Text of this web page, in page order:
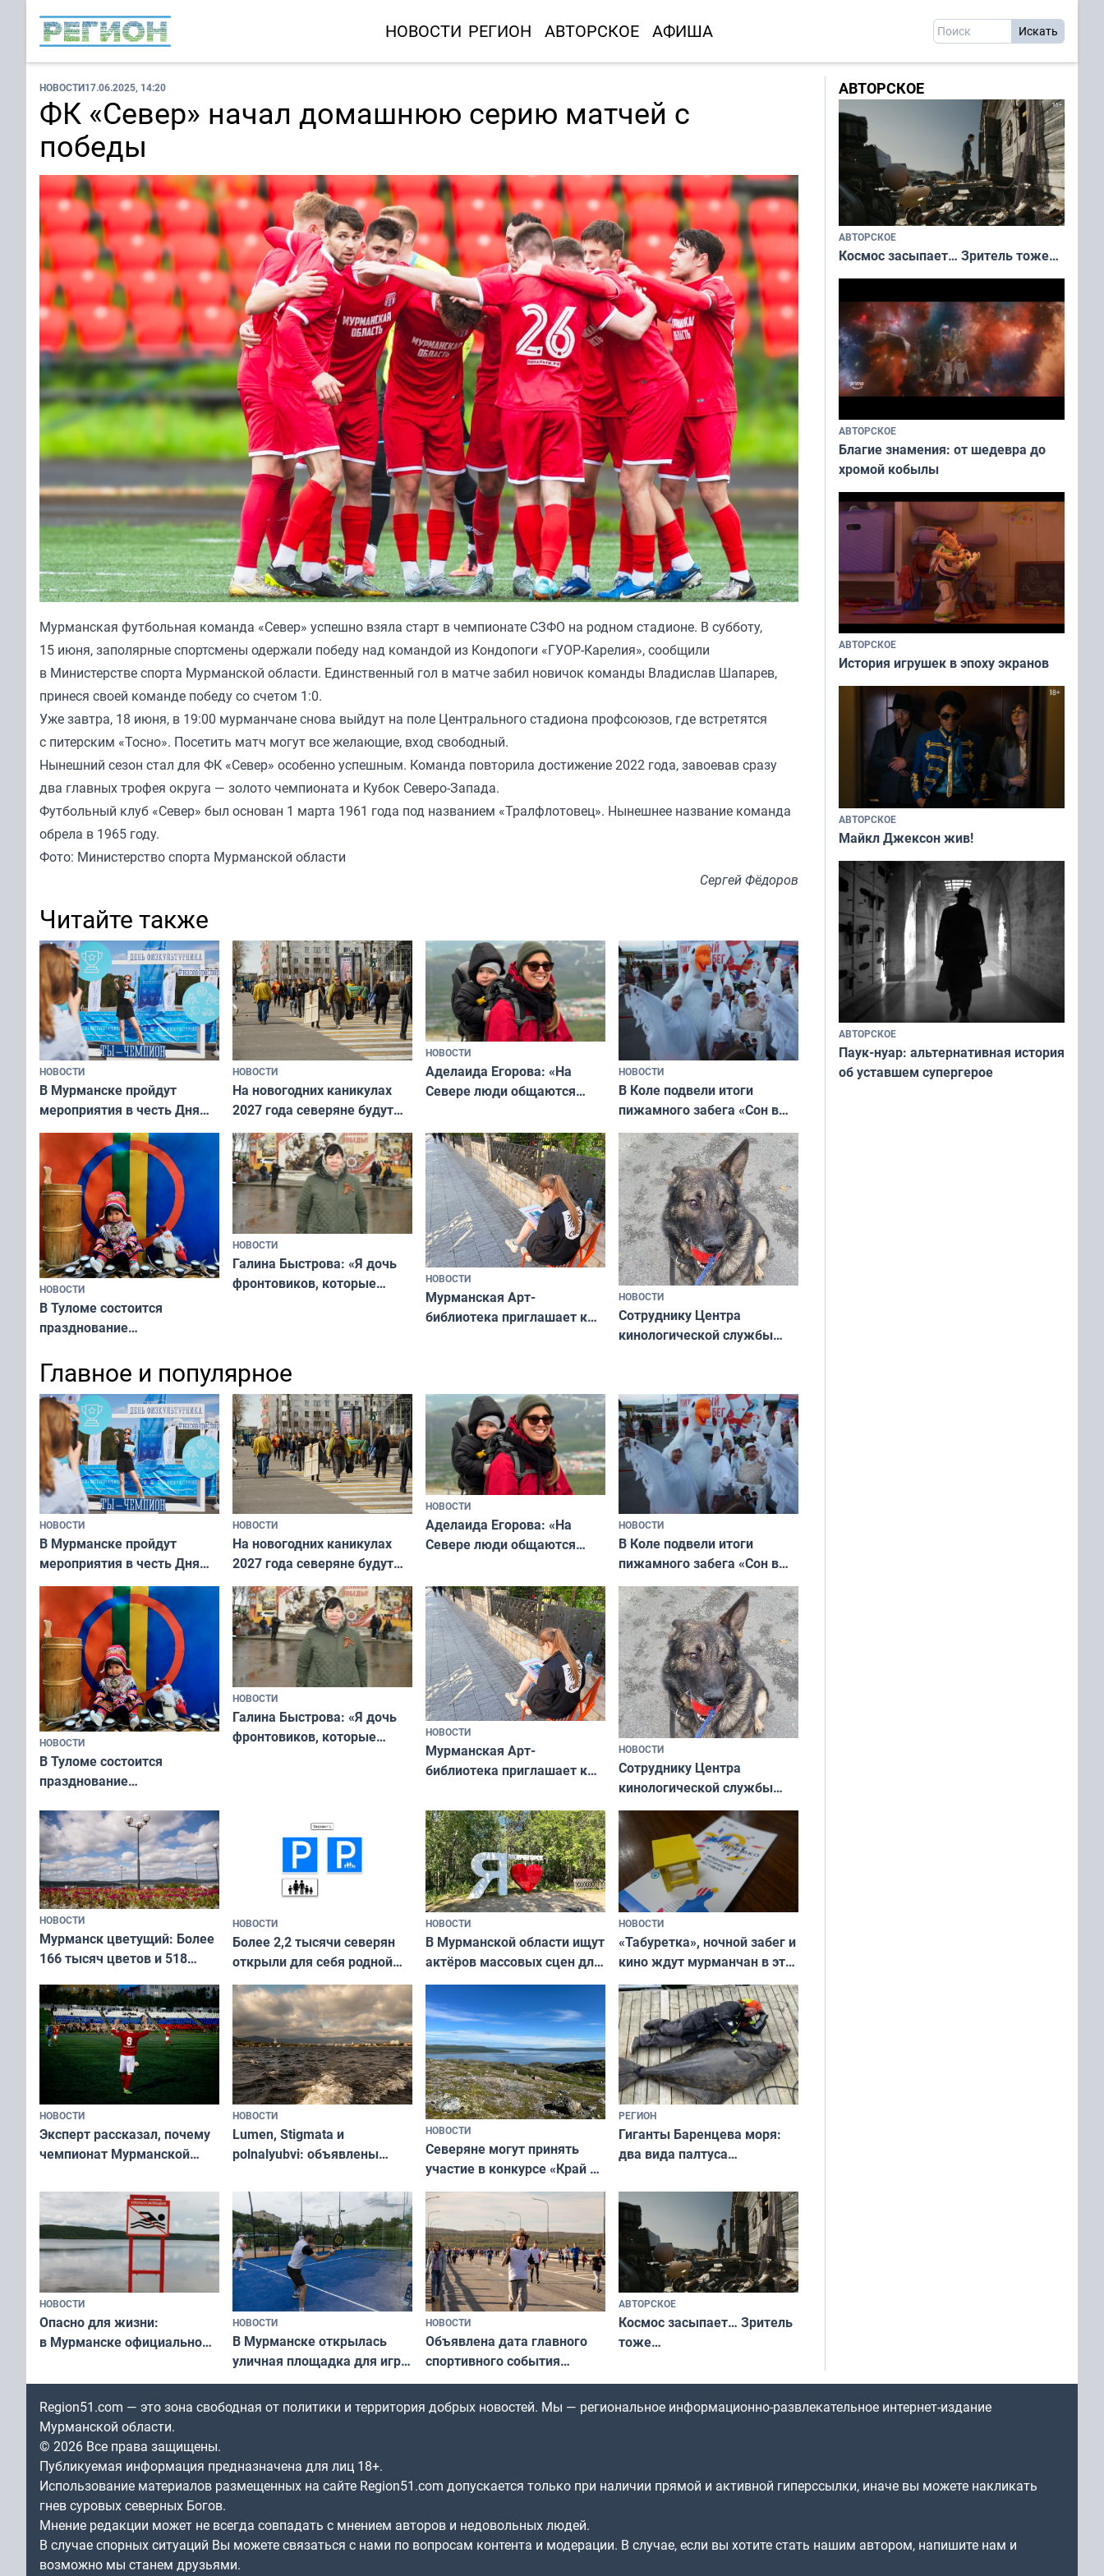
НОВОСТИ РЕГИОН АВТОРСКОЕ АФИША
НОВОСТИ17.06.2025, 14:20
ФК «Север» начал домашнюю серию матчей с
победы
Мурманская футбольная команда «Север» успешно взяла старт в чемпионате СЗФО на родном стадионе. В субботу,
15 июня, заполярные спортсмены одержали победу над командой из Кондопоги «ГУОР-Карелия», сообщили
в Министерстве спорта Мурманской области. Единственный гол в матче забил новичок команды Владислав Шапарев,
принеся своей команде победу со счетом 1:0.
Уже завтра, 18 июня, в 19:00 мурманчане снова выйдут на поле Центрального стадиона профсоюзов, где встретятся
с питерским «Тосно». Посетить матч могут все желающие, вход свободный.
Нынешний сезон стал для ФК «Север» особенно успешным. Команда повторила достижение 2022 года, завоевав сразу
два главных трофея округа — золото чемпионата и Кубок Северо-Запада.
Футбольный клуб «Север» был основан 1 марта 1961 года под названием «Тралфлотовец». Нынешнее название команда
обрела в 1965 году.
Фото: Министерство спорта Мурманской области
Сергей Фёдоров
Читайте также
НОВОСТИ
В Мурманске пройдут
мероприятия в честь Дня
физкультурника
НОВОСТИ
На новогодних каникулах
2027 года северяне будут
отдыхать 11 дней
НОВОСТИ
Аделаида Егорова: «На
Севере люди общаются
а потому что
ты им интересен»
НОВОСТИ
В Коле подвели итоги
пижамного забега «Сон в
Олимпийскую ночь»
НОВОСТИ
В Туломе состоится
празднование
коренных народов мира
НОВОСТИ
Галина Быстрова: «Я дочь
фронтовиков, которые
НОВОСТИ
Мурманская Арт-
библиотека приглашает к
НОВОСТИ
Сотруднику Центра
кинологической службы
Главное и популярное
НОВОСТИ
В Мурманске пройдут
мероприятия в честь Дня
физкультурника
НОВОСТИ
На новогодних каникулах
2027 года северяне будут
отдыхать 11 дней
НОВОСТИ
Аделаида Егорова: «На
Севере люди общаются
а потому что
ты им интересен»
НОВОСТИ
В Коле подвели итоги
пижамного забега «Сон в
Олимпийскую ночь»
НОВОСТИ
В Туломе состоится
празднование
коренных народов мира
НОВОСТИ
Галина Быстрова: «Я дочь
фронтовиков, которые
НОВОСТИ
Мурманская Арт-
библиотека приглашает к
и фотографов
НОВОСТИ
Сотруднику Центра
кинологической службы
ищут новый дом
НОВОСТИ
Мурманск цветущий: Более
166 тысяч цветов и 518
НОВОСТИ
Более 2,2 тысячи северян
открыли для себя родной
край в рамках проекта
«Туризм для своих»
НОВОСТИ
В Мурманской области ищут
актёров массовых сцен для
съёмок в
короткометражном фильме
НОВОСТИ
«Табуретка», ночной забег и
кино ждут мурманчан в эти
выходные
НОВОСТИ
Эксперт рассказал, почему
чемпионат Мурманской
незамеченным
НОВОСТИ
Lumen, Stigmata и
polnalyubvi: объявлены
«Имандра» в 2026 года
НОВОСТИ
Северяне могут принять
участие в конкурсе «Край у
северной границы: фотогид
по Печенгскому округу»
РЕГИОН
Гиганты Баренцева моря:
два вида палтуса
НОВОСТИ
Опасно для жизни:
в Мурманске официально
в городских водоёмах
НОВОСТИ
В Мурманске открылась
уличная площадка для игры
в падел
НОВОСТИ
Объявлена дата главного
спортивного события
Заполярья: как зарождался
фестиваль «Гольфстрим»
АВТОРСКОЕ
Космос засыпает… Зритель
тоже…
АВТОРСКОЕ
АВТОРСКОЕ
Космос засыпает… Зритель тоже…
АВТОРСКОЕ
Благие знамения: от шедевра до
хромой кобылы
АВТОРСКОЕ
История игрушек в эпоху экранов
АВТОРСКОЕ
Майкл Джексон жив!
АВТОРСКОЕ
Паук-нуар: альтернативная история
об уставшем супергерое
Region51.com — это зона свободная от политики и территория добрых новостей. Мы — региональное информационно-развлекательное интернет-издание
Мурманской области.
© 2026 Все права защищены.
Публикуемая информация предназначена для лиц 18+.
Использование материалов размещенных на сайте Region51.com допускается только при наличии прямой и активной гиперссылки, иначе вы можете накликать
гнев суровых северных Богов.
Мнение редакции может не всегда совпадать с мнением авторов и недовольных людей.
В случае спорных ситуаций Вы можете связаться с нами по вопросам контента и модерации. В случае, если вы хотите стать нашим автором, напишите нам и
возможно мы станем друзьями.